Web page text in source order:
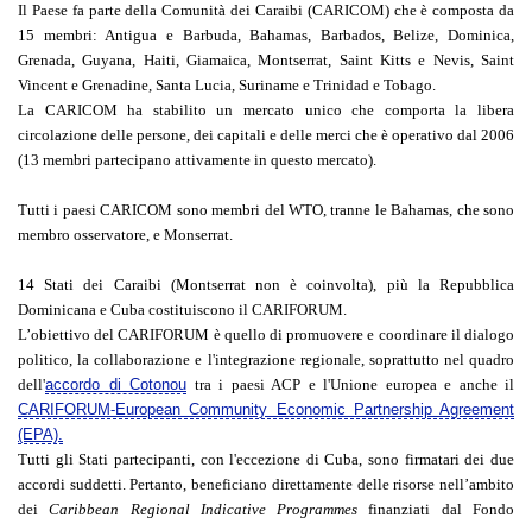
Il Paese fa parte della Comunità dei Caraibi (CARICOM) che è composta da
15 membri: Antigua e Barbuda, Bahamas, Barbados, Belize, Dominica,
Grenada, Guyana, Haiti, Giamaica, Montserrat, Saint Kitts e Nevis, Saint
Vincent e Grenadine, Santa Lucia, Suriname e Trinidad e Tobago.
La CARICOM ha stabilito un mercato unico che comporta la libera
circolazione delle persone, dei capitali e delle merci che è operativo dal 2006
(13 membri partecipano attivamente in questo mercato).
Tutti i paesi CARICOM sono membri del WTO, tranne le Bahamas, che sono
membro osservatore, e Monserrat.
14 Stati dei Caraibi (Montserrat non è coinvolta), più la Repubblica
Dominicana e Cuba costituiscono il CARIFORUM.
L’obiettivo del CARIFORUM è quello di promuovere e coordinare il dialogo
politico, la collaborazione e l'integrazione regionale, soprattutto nel quadro
dell'accordo di Cotonou tra i paesi ACP e l'Unione europea e anche il
CARIFORUM-European Community Economic Partnership Agreement
(EPA).
Tutti gli Stati partecipanti, con l'eccezione di Cuba, sono firmatari dei due
accordi suddetti. Pertanto, beneficiano direttamente delle risorse nell’ambito
deiCaribbean Regional Indicative Programmes finanziati dal Fondo